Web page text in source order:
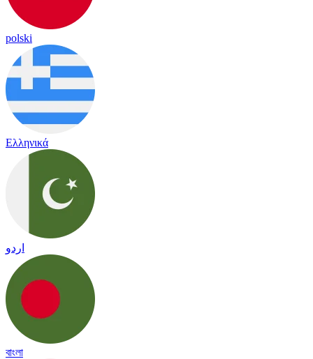
polski
Ελληνικά
اردو
বাংলা